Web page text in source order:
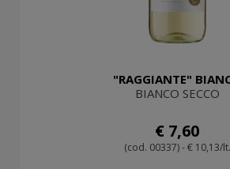
"RAGGIANTE"
BIANCO SECCO
€ 7,60
(cod. 00337) - € 10,13/lt.